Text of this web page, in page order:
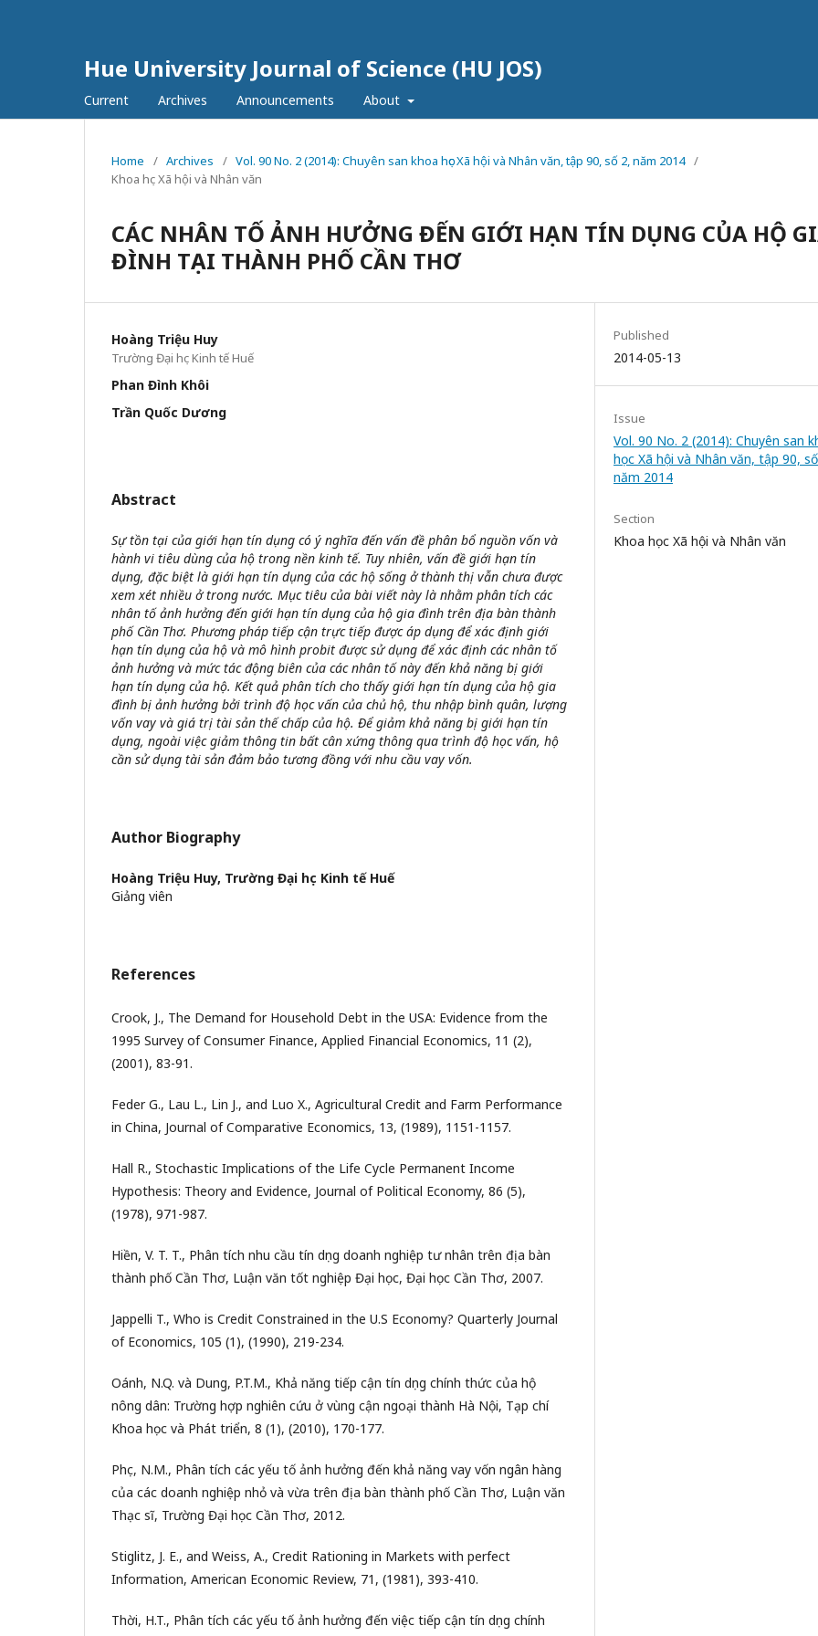
Hue University Journal of Science (HU JOS)
Current Archives Announcements About
Home / Archives / Vol. 90 No. 2 (2014): Chuyên san khoa học Xã hội và Nhân văn, tập 90, số 2, năm 2014 /
Khoa học Xã hội và Nhân văn
CÁC NHÂN TỐ ẢNH HƯỞNG ĐẾN GIỚI HẠN TÍN DỤNG CỦA HỘ
ĐÌNH TẠI THÀNH PHỐ CẦN THƠ
Hoàng Triệu Huy
Trường Đại học Kinh tế Huế
Phan Đình Khôi
Trần Quốc Dương
Abstract
Sự tồn tại của giới hạn tín dụng có ý nghĩa đến vấn đề phân bổ nguồn vốn và
hành vi tiêu dùng của hộ trong nền kinh tế. Tuy nhiên, vấn đề giới hạn tín
dụng, đặc biệt là giới hạn tín dụng của các hộ sống ở thành thị vẫn chưa được
xem xét nhiều ở trong nước. Mục tiêu của bài viết này là nhằm phân tích các
nhân tố ảnh hưởng đến giới hạn tín dụng của hộ gia đình trên địa bàn thành
phố Cần Thơ. Phương pháp tiếp cận trực tiếp được áp dụng để xác định giới
hạn tín dụng của hộ và mô hình probit được sử dụng để xác định các nhân tố
ảnh hưởng và mức tác động biên của các nhân tố này đến khả năng bị giới
hạn tín dụng của hộ. Kết quả phân tích cho thấy giới hạn tín dụng của hộ gia
đình bị ảnh hưởng bởi trình độ học vấn của chủ hộ, thu nhập bình quân, lượng
vốn vay và giá trị tài sản thế chấp của hộ. Để giảm khả năng bị giới hạn tín
dụng, ngoài việc giảm thông tin bất cân xứng thông qua trình độ học vấn, hộ
cần sử dụng tài sản đảm bảo tương đồng với nhu cầu vay vốn.
Author Biography
Hoàng Triệu Huy, Trường Đại học Kinh tế Huế
Giảng viên
References
Crook, J., The Demand for Household Debt in the USA: Evidence from the
1995 Survey of Consumer Finance, Applied Financial Economics, 11 (2),
(2001), 83-91.
Feder G., Lau L., Lin J., and Luo X., Agricultural Credit and Farm Performance
in China, Journal of Comparative Economics, 13, (1989), 1151-1157.
Hall R., Stochastic Implications of the Life Cycle Permanent Income
Hypothesis: Theory and Evidence, Journal of Political Economy, 86 (5),
(1978), 971-987.
Hiền, V. T. T., Phân tích nhu cầu tín dụng doanh nghiệp tư nhân trên địa bàn
thành phố Cần Thơ, Luận văn tốt nghiệp Đại học, Đại học Cần Thơ, 2007.
Jappelli T., Who is Credit Constrained in the U.S Economy? Quarterly Journal
of Economics, 105 (1), (1990), 219-234.
Oánh, N.Q. và Dung, P.T.M., Khả năng tiếp cận tín dụng chính thức của hộ
nông dân: Trường hợp nghiên cứu ở vùng cận ngoại thành Hà Nội, Tạp chí
Khoa học và Phát triển, 8 (1), (2010), 170-177.
Phục, N.M., Phân tích các yếu tố ảnh hưởng đến khả năng vay vốn ngân hàng
của các doanh nghiệp nhỏ và vừa trên địa bàn thành phố Cần Thơ, Luận văn
Thạc sĩ, Trường Đại học Cần Thơ, 2012.
Stiglitz, J. E., and Weiss, A., Credit Rationing in Markets with perfect
Information, American Economic Review, 71, (1981), 393-410.
Thời, H.T., Phân tích các yếu tố ảnh hưởng đến việc tiếp cận tín dụng chính
Published
2014-05-13
Issue
Vol. 90 No. 2 (2014): Chuyên san
học Xã hội và Nhân văn, tập 90,
năm 2014
Section
Khoa học Xã hội và Nhân văn